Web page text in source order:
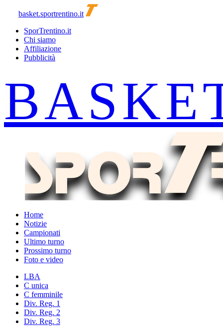
basket.sportrentino.it
SporTrentino.it
Chi siamo
Affiliazione
Pubblicità
Home
Notizie
Campionati
Ultimo turno
Prossimo turno
Foto e video
LBA
C unica
C femminile
Div. Reg. 1
Div. Reg. 2
Div. Reg. 3